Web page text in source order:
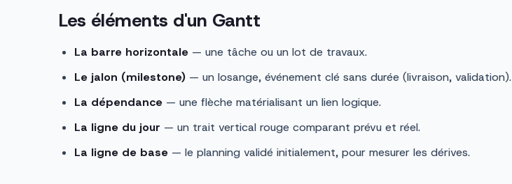
Les éléments d'un Gantt
La barre horizontale — une tâche ou un lot de travaux.
Le jalon (milestone) — un losange, événement clé sans durée (livraison, validation).
La dépendance — une flèche matérialisant un lien logique.
La ligne du jour — un trait vertical rouge comparant prévu et réel.
La ligne de base — le planning validé initialement, pour mesurer les dérives.